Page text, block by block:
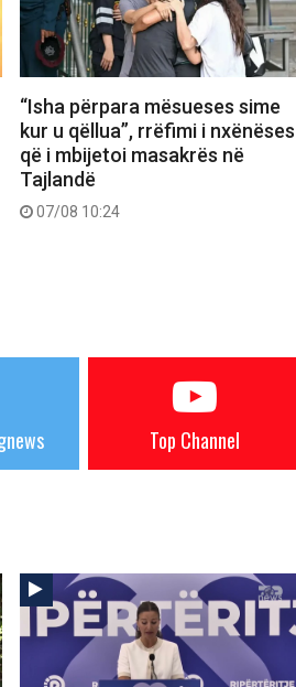
“Isha përpara mësueses sime
kur u qëllua”, rrëfimi i nxënëses
që i mbijetoi masakrës në
Tajlandë
07/08 10:24
Top Channel